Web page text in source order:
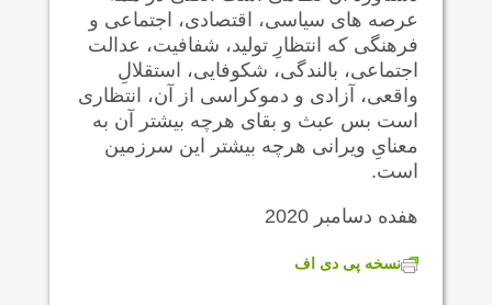
عرصه های سیاسی، اقتصادی، اجتماعی و
فرهنگی که انتظارِ تولید، شفافیت، عدالت
اجتماعی، بالندگی، شکوفایی، استقلالِ
واقعی، آزادی و دموکراسی از آن، انتظاری
است بس عبث و بقای هرچه بیشتر آن به
معنایِ ویرانی هرچه بیشتر این سرزمین
است.
هفده دسامبر 2020
نسخه پی دی اف